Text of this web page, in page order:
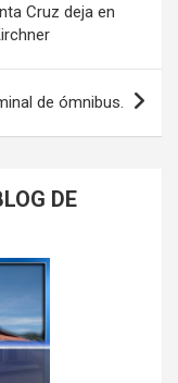
Cruz deja en
de ómnibus.
DE